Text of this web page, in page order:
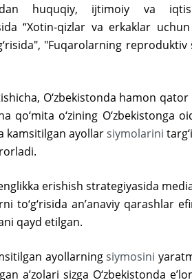
huquqiy, ijtimoiy va
“Xotin-qizlar va erkaklar
"Fuqarolarning
O‘zbekistonda hamon
o‘zining O‘zbekistonga
kamsitilgan ayollarsiymolarini
erishish strategiyasida
to‘g‘risida anʼanaviy qarashlar
qayd etilgan.
ayollarningsiymosini
aʼzolari sizga O‘zbekistonda